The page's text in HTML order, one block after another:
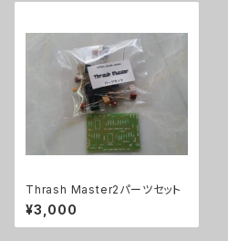
Thrash Master2パーツセット
¥3,000